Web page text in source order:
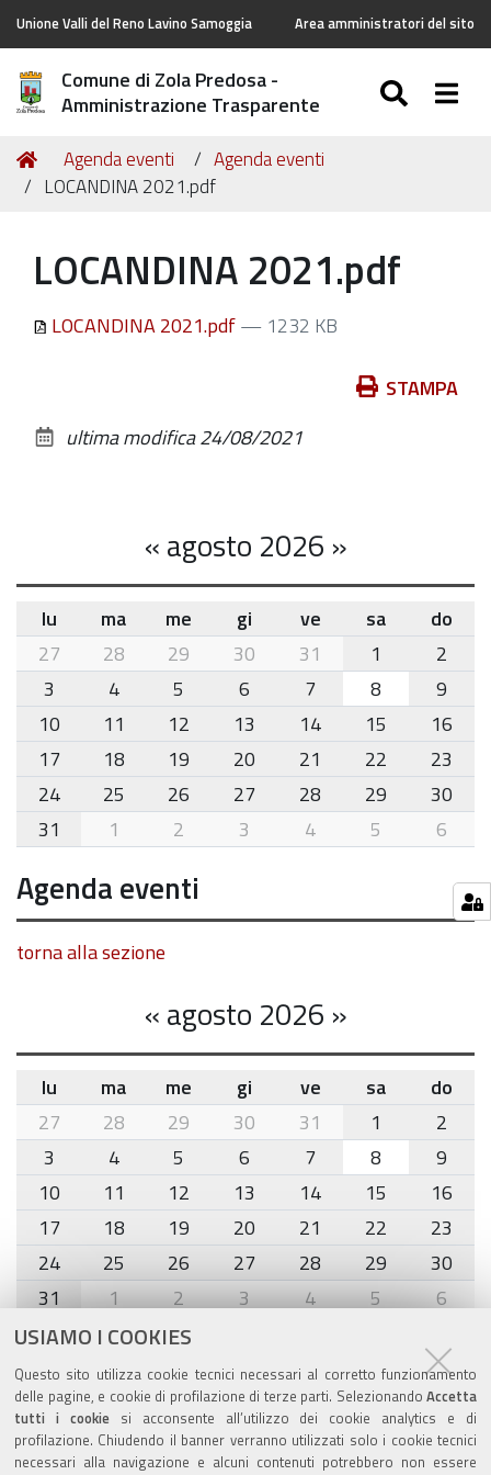
USIAMO I COOKIES
Questo sito utilizza cookie tecnici necessari al corretto funzionamento
delle pagine, e cookie di profilazione di terze parti. Selezionando Accetta
tutti i cookiesi acconsente all’utilizzo dei cookie analytics e di
profilazione. Chiudendo il banner verranno utilizzati solo i cookie tecnici
necessari alla navigazione e alcuni contenuti potrebbero non essere
Unione Valli del Reno Lavino Samoggia Area amministratori del sito
Comune di Zola Predosa -
Amministrazione Trasparente
Tu
sei
Home
Agenda eventi
Agenda eventi
LOCANDINA 2021.pdf
LOCANDINA 2021.pdf
LOCANDINA 2021.pdf— 1232 KB
documento
STAMPA
ultima modifica24/08/2021
«agosto 2026 »
month-
8
lu ma me gi ve sa
do
27
28 29 30 31 1
2
3
4 5 6 7 8
9
10
11 12 13 14 15
16
17
18 19 20 21 22
23
24
25 26 27 28 29
30
31
1 2 3 4 5 6
Agenda eventi
torna alla sezione
«agosto 2026 »
month-
8
lu ma me gi ve sa
do
27
28 29 30 31 1
2
3
4 5 6 7 8
9
10
11 12 13 14 15
16
17
18 19 20 21 22
23
24
25 26 27 28 29
30
31
1 2 3 4 5 6
Agenda eventi
torna alla sezione